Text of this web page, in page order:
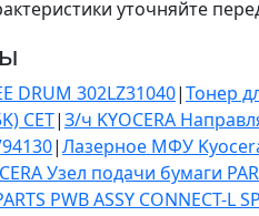
уточняйте
DRUM 302LZ31040|Тонер
CET|З/ч KYOCERA
|Лазерное МФУ
Узел подачи бумаги
PWB ASSY CONNECT-L